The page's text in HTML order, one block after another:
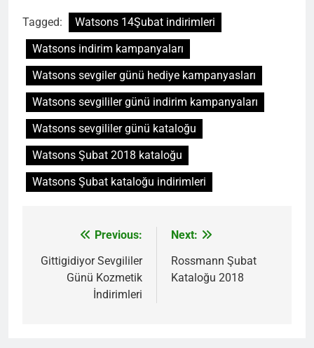
Tagged:
Watsons 14Şubat indirimleri
Watsons indirim kampanyaları
Watsons sevgiler günü hediye kampanyasları
Watsons sevgililer günü indirim kampanyaları
Watsons sevgililer günü kataloğu
Watsons Şubat 2018 kataloğu
Watsons Şubat kataloğu indirimleri
gezinmesi
Previous:
Gittigidiyor Sevgililer
Günü Kozmetik
İndirimleri
Next:
Rossmann Şubat
Kataloğu 2018